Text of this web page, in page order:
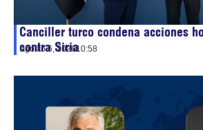
Canciller turco condena acciones
contra Siria
agosto 6, 202610:58